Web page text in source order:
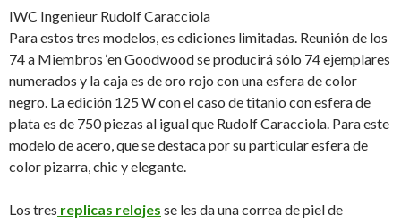
IWC Ingenieur Rudolf Caracciola
Para estos tres modelos, es ediciones limitadas. Reunión de los
74 a Miembros ‘en Goodwood se producirá sólo 74 ejemplares
numerados y la caja es de oro rojo con una esfera de color
negro. La edición 125 W con el caso de titanio con esfera de
plata es de 750 piezas al igual que Rudolf Caracciola. Para este
modelo de acero, que se destaca por su particular esfera de
color pizarra, chic y elegante.
Los tres replicas relojes se les da una correa de piel de